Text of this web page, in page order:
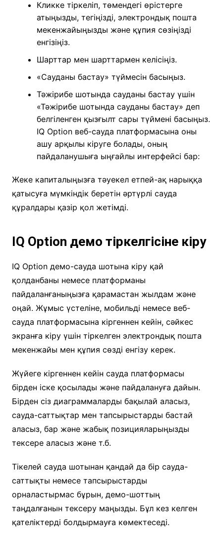
Кликке тіркеліп, төмендегі өрістерге
атыңызды, тегіңізді, электрондық пошта
мекенжайыңызды және құпия сөзіңізді
енгізіңіз.
Шарттар мен шарттармен келісіңіз.
«Сауданы бастау» түймесін басыңыз.
Тәжірибе шотында сауданы бастау үшін
«Тәжірибе шотында сауданы бастау» деп
белгіленген қызғылт сары түймені басыңыз.
IQ Option веб-сауда платформасына оны
ашу арқылы кіруге болады, оның
пайдаланушыға ыңғайлы интерфейсі бар:
Жеке капиталыңызға тәуекел етпей-ақ нарыққа
қатысуға мүмкіндік беретін әртүрлі сауда
құралдары қазір қол жетімді.
IQ Option демо тіркелгісіне кіру
IQ Option демо-сауда шотына кіру қай
қолданбаны немесе платформаны
пайдаланғаныңызға қарамастан жылдам және
оңай. Жұмыс үстеліне, мобильді немесе веб-
сауда платформасына кіргеннен кейін, сәйкес
экранға кіру үшін тіркелген электрондық пошта
мекенжайы мен құпия сөзді енгізу керек.
Жүйеге кіргеннен кейін сауда платформасы
бірден іске қосылады және пайдалануға дайын.
Бірден сіз диаграммаларды бақылай аласыз,
сауда-саттықтар мен тапсырыстарды бастай
аласыз, бар және жабық позицияларыңызды
тексере аласыз және т.б.
Тікелей сауда шотынан қандай да бір сауда-
саттықты немесе тапсырыстарды
орналастырмас бұрын, демо-шоттың
таңдалғанын тексеру маңызды. Бұл кез келген
қателіктерді болдырмауға көмектеседі.